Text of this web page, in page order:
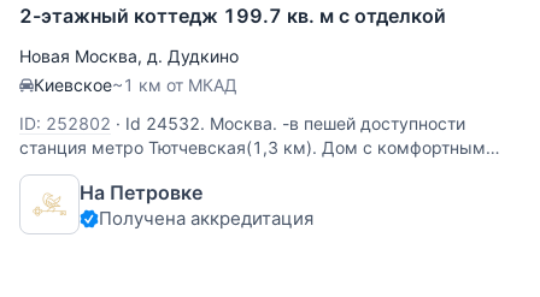
2-этажный коттедж 199.7 кв. м с отделкой
Новая Москва, д. Дудкино
Киевское~1 км от МКАД
ID: 252802 · Id 24532. Москва. -в пешей доступности
станция метро Тютчевская(1,3 км). Дом с комфортным
участком 9 соток. Планировка дома: - на первом этаже
кухня-гостиная, кабинет(гостевая спальня), с/у, котельная.
- на втором этаже три спальни, с/у, лоджия.
На Петровке
Получена аккредитация